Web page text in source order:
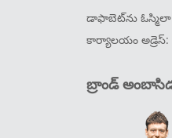
డాఫాబెట్‌ను ఓస్మిలా
కార్యాలయం అడ్రెస్:
బ్రాండ్